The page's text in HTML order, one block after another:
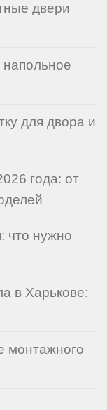
двери
напольное
для двора и
года: от
что нужно
в Харькове:
монтажного